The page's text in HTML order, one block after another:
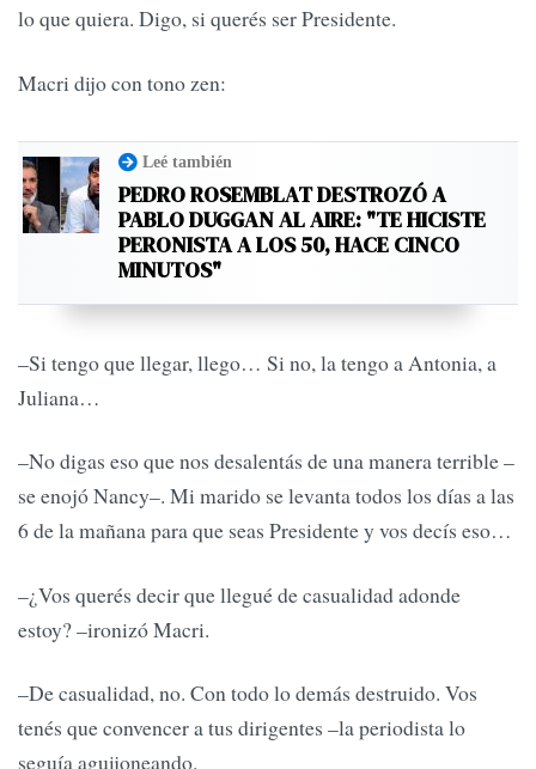
lo que quiera. Digo, si querés ser Presidente.
Macri dijo con tono zen:
Leé también
PEDRO ROSEMBLAT DESTROZÓ A
PABLO DUGGAN AL AIRE: "TE HICISTE
PERONISTA A LOS 50, HACE CINCO
MINUTOS"
–Si tengo que llegar, llego… Si no, la tengo a Antonia, a
Juliana…
–No digas eso que nos desalentás de una manera terrible –
se enojó Nancy–. Mi marido se levanta todos los días a las
6 de la mañana para que seas Presidente y vos decís eso…
–¿Vos querés decir que llegué de casualidad adonde
estoy? –ironizó Macri.
–De casualidad, no. Con todo lo demás destruido. Vos
tenés que convencer a tus dirigentes –la periodista lo
seguía aguijoneando.